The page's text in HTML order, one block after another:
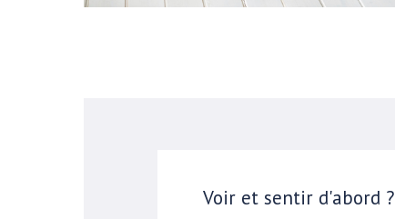
Voir et sentir d'abord ?